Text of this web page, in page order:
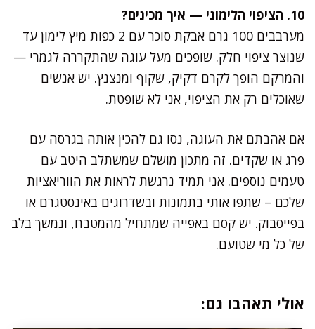
10. הציפוי הלימוני — איך מכינים?
מערבבים 100 גרם אבקת סוכר עם 2 כפות מיץ לימון עד
שנוצר ציפוי חלק. שופכים מעל עוגה שהתקררה לגמרי —
והמרקם הופך לקרם דקיק, שקוף ומנצנץ. יש אנשים
שאוכלים רק את הציפוי, אני לא שופטת.
אם אהבתם את העוגה, נסו גם להכין אותה בגרסה עם
פרג או שקדים. זה מתכון מושלם שמשתלב היטב עם
טעמים נוספים. אני תמיד נרגשת לראות את הווריאציות
שלכם – שתפו אותי בתמונות ובשדרוגים באינסטגרם או
בפייסבוק. יש קסם באפייה שמתחיל מהמטבח, ונמשך בלב
של כל מי שטועם.
אולי תאהבו גם: